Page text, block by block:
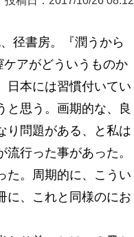
径書房。『潤うから
アがどういうものか
日本には習慣付いてい
と思う。画期的な、良
り問題がある、と私は
行った事があった。
た。周期的に、こうい
に、これと同様のにお